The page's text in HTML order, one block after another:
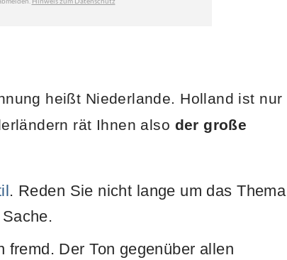
heißt Niederlande. Holland ist nur
rät Ihnen also der große
. Reden Sie nicht lange um das Thema
Der Ton gegenüber allen